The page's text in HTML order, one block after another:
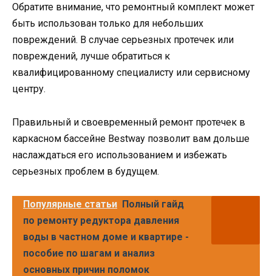
Обратите внимание, что ремонтный комплект может
быть использован только для небольших
повреждений. В случае серьезных протечек или
повреждений, лучше обратиться к
квалифицированному специалисту или сервисному
центру.
Правильный и своевременный ремонт протечек в
каркасном бассейне Bestway позволит вам дольше
наслаждаться его использованием и избежать
серьезных проблем в будущем.
Популярные статьи Полный гайд
по ремонту редуктора давления
воды в частном доме и квартире -
пособие по шагам и анализ
основных причин поломок